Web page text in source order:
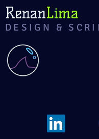
RenanLima
DESIGN &